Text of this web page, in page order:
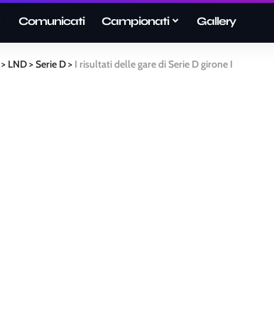
Comunicati Campionati Gallery
> LND>Serie D> I risultati delle gare di Serie D girone I